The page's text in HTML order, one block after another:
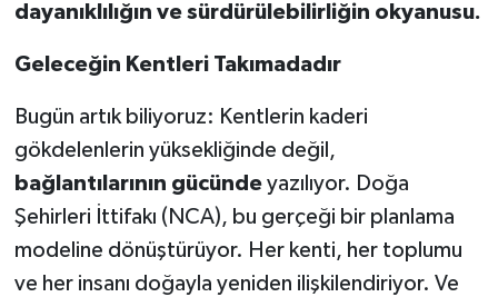
dayanıklılığın ve sürdürülebilirliğin okyanusu.
Geleceğin Kentleri Takımadadır
Bugün artık biliyoruz: Kentlerin kaderi
gökdelenlerin yüksekliğinde değil,
bağlantılarının gücündeyazılıyor. Doğa
Şehirleri İttifakı (NCA), bu gerçeği bir planlama
modeline dönüştürüyor. Her kenti, her toplumu
ve her insanı doğayla yeniden ilişkilendiriyor. Ve